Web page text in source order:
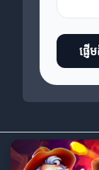
ផ្ញើ